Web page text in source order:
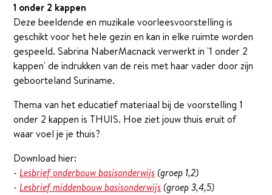
1 onder 2 kappen
Deze beeldende en muzikale voorleesvoorstelling is
geschikt voor het hele gezin en kan in elke ruimte worden
gespeeld. Sabrina NaberMacnack verwerkt in '1 onder 2
kappen' de indrukken van de reis met haar vader door zijn
geboorteland Suriname.
Thema van het educatief materiaal bij de voorstelling 1
onder 2 kappen is THUIS. Hoe ziet jouw thuis eruit of
waar voel je je thuis?
Download hier:
- Lesbrief onderbouw basisonderwijs (groep 1,2)
- Lesbrief middenbouw basisonderwijs (groep 3,4,5)